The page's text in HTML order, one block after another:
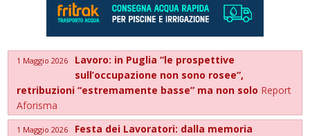
1 Maggio 2026
Lavoro: in Puglia “le prospettive
sull’occupazione non sono rosee”,
retribuzioni “estremamente basse” ma non solo Report
Aforisma
1 Maggio 2026
Festa dei Lavoratori: dalla memoria